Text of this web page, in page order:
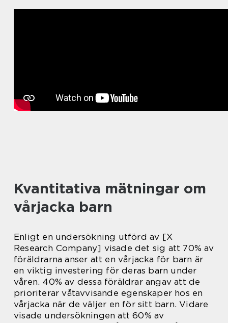
Kvantitativa mätningar om
vårjacka barn
Enligt en undersökning utförd av [X
Research Company] visade det sig att 70% av
föräldrarna anser att en vårjacka för barn är
en viktig investering för deras barn under
våren. 40% av dessa föräldrar angav att de
prioriterar våtavvisande egenskaper hos en
vårjacka när de väljer en för sitt barn. Vidare
visade undersökningen att 60% av